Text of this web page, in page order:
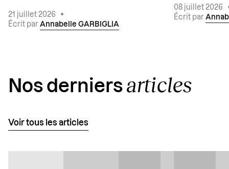
21 juillet 2026
•
Écrit par Annabelle GARBIGLIA
08 juillet 2026
Écrit par
Nos derniers articles
Voir tous les articles